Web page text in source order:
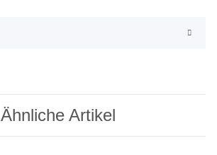
Ähnliche Artikel